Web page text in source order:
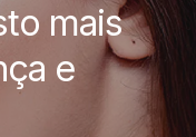
mais
e